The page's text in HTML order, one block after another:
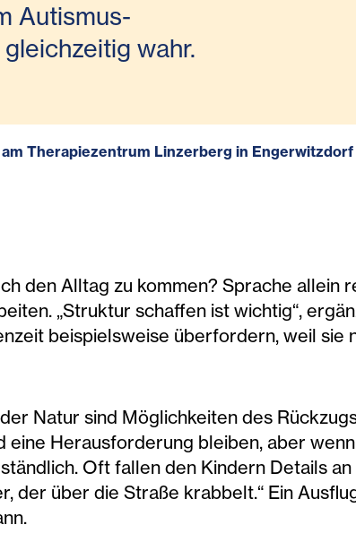
Autismus-
wahr.
Therapiezentrum Linzerberg in Engerwitzdorf
den Alltag zu kommen? Sprache allein
„Struktur schaffen ist wichtig“,
beispielsweise überfordern, weil sie
Natur sind Möglichkeiten des
eine Herausforderung bleiben, aber
Oft fallen den Kindern Details an
der über die Straße krabbelt.“ Ein